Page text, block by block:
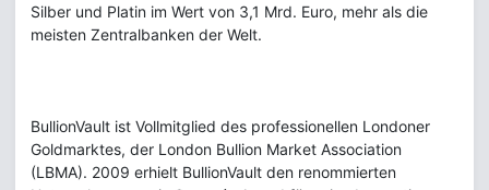
Silber und Platin im Wert von 3,1 Mrd. Euro, mehr als die
meisten Zentralbanken der Welt.
BullionVault ist Vollmitglied des professionellen Londoner
Goldmarktes, der London Bullion Market Association
(LBMA). 2009 erhielt BullionVault den renommierten